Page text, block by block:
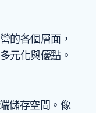
的各個層面，
元化與優點。
儲存空間。像